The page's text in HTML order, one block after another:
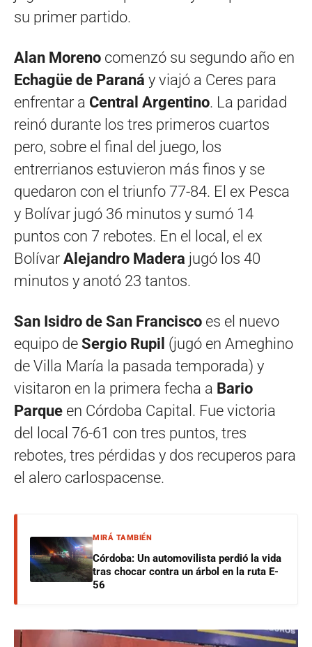
su primer partido.
Alan Moreno comenzó su segundo año en
Echagüe de Paraná y viajó a Ceres para
enfrentar a Central Argentino. La paridad
reinó durante los tres primeros cuartos
pero, sobre el final del juego, los
entrerrianos estuvieron más finos y se
quedaron con el triunfo 77-84. El ex Pesca
y Bolívar jugó 36 minutos y sumó 14
puntos con 7 rebotes. En el local, el ex
Bolívar Alejandro Madera jugó los 40
minutos y anotó 23 tantos.
San Isidro de San Francisco es el nuevo
equipo de Sergio Rupil (jugó en Ameghino
de Villa María la pasada temporada) y
visitaron en la primera fecha a Bario
Parque en Córdoba Capital. Fue victoria
del local 76-61 con tres puntos, tres
rebotes, tres pérdidas y dos recuperos para
el alero carlospacense.
MIRÁ TAMBIÉN
Córdoba: Un automovilista perdió la vida
tras chocar contra un árbol en la ruta E-
56